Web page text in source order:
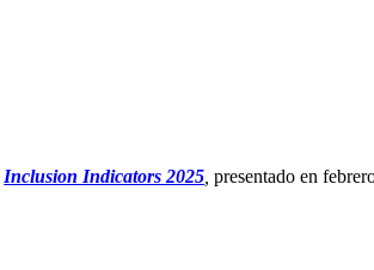
Inclusion Indicators 2025 ,presentado en